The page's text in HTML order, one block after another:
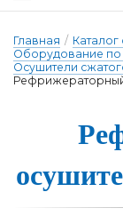
Главная /
Оборудование по
Осушители
Рефрижераторный